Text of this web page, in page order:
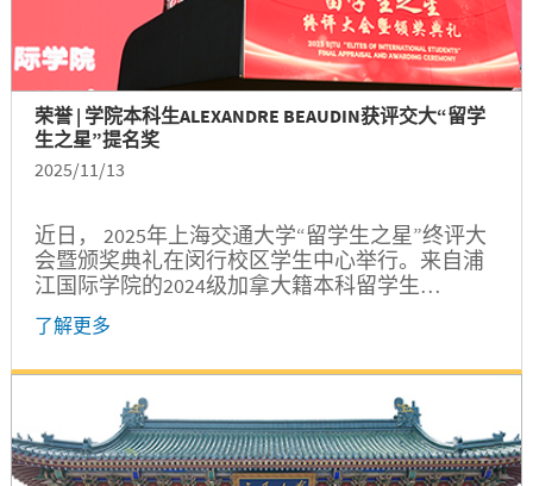
荣誉 | 学院本科生ALEXANDRE BEAUDIN获评交大“留学
生之星”提名奖
2025/11/13
近日， 2025年上海交通大学“留学生之星”终评大
会暨颁奖典礼在闵行校区学生中心举行。来自浦
江国际学院的2024级加拿大籍本科留学生
ALEXANDRE BEAUDIN（舒睿）经过激烈角逐，最
终获得年度“留学生之星”提名奖。 2025年“留学生
第一轮院系推荐、第二轮校级初评，舒睿等12名
同学入围终评评审。 人物白描：ALEXANDRE...
了解更多